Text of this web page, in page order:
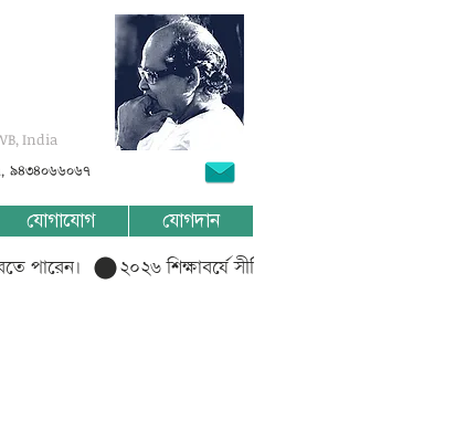
India
৯৪৩৪০৬৬০৬৭
যোগাযোগ যোগদান
পারেন।